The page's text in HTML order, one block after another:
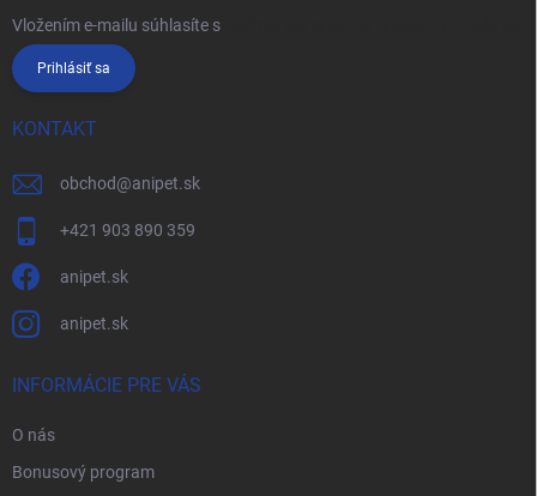
Vložením e-mailu súhlasíte s
Prihlásiť sa
KONTAKT
obchod@anipet.sk
+421 903 890 359
anipet.sk
anipet.sk
INFORMÁCIE PRE VÁS
O nás
Bonusový program